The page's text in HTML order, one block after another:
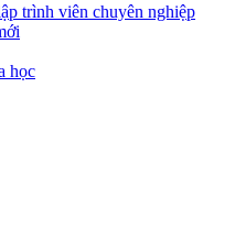
trình viên chuyên nghiệp
học